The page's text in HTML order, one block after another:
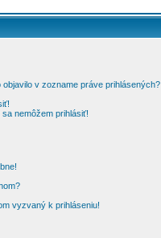
v zozname práve prihlásených?
nemôžem prihlásiť!
vyzvaný k prihláseniu!